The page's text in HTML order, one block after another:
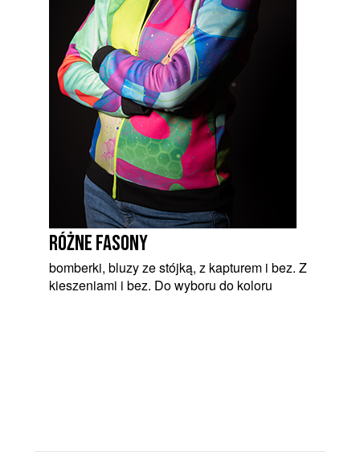
różne fasony
bomberki, bluzy ze stójką, z kapturem i bez. Z
kieszeniami i bez. Do wyboru do koloru